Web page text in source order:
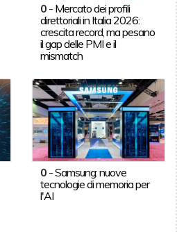
0 - Mercato dei profili
direttoriali in Italia 2026:
crescita record, ma pesano
il gap delle PMI e il
mismatch
0 -Samsung: nuove
tecnologie di memoria per
l'AI